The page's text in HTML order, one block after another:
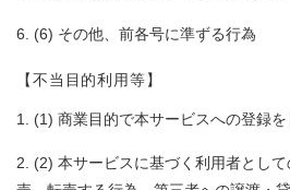
(6) その他、前各号に準ずる行為
【不当目的利用等】
(1) 商業目的で本サービスへの登録
(2) 本サービスに基づく利用者とし